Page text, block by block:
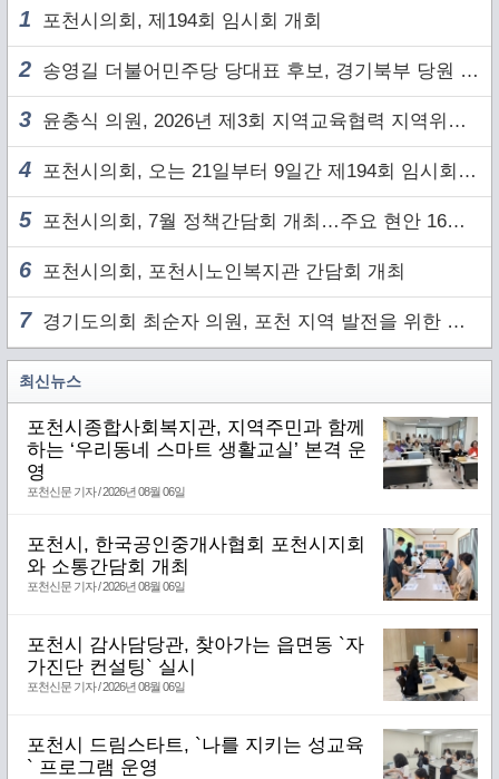
1 포천시의회, 제194회 임시회 개회
2 송영길 더불어민주당 당대표 후보, 경기북부 당원 및 2030 세대와 ‘소통 행보’
3 윤충식 의원, 2026년 제3회 지역교육협력 지역위원회 주재
4 포천시의회, 오는 21일부터 9일간 제194회 임시회 개회
5 포천시의회, 7월 정책간담회 개최…주요 현안 16건 점검
6 포천시의회, 포천시노인복지관 간담회 개최
7경기도의회 최순자 의원, 포천 지역 발전을 위한 정담회 개최
최신뉴스
포천시종합사회복지관, 지역주민과 함께
하는 ‘우리동네 스마트 생활교실’ 본격 운
영
포천신문 기자 / 2026년 08월 06일
포천시, 한국공인중개사협회 포천시지회
와 소통간담회 개최
포천신문 기자 / 2026년 08월 06일
포천시 감사담당관, 찾아가는 읍면동 `자
가진단 컨설팅` 실시
포천신문 기자 / 2026년 08월 06일
포천시 드림스타트, `나를 지키는 성교육
` 프로그램 운영